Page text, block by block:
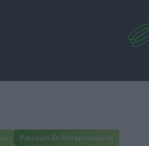
Parcours En Entrepreneuriat